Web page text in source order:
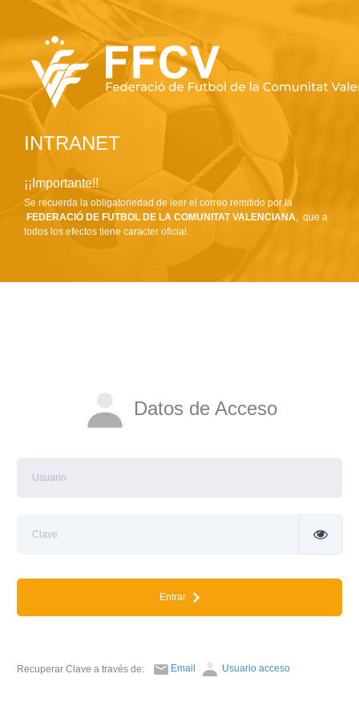
INTRANET
¡¡Importante!!
Se recuerda la obligatoriedad de leer el correo remitido por la
FEDERACIÓ DE FUTBOL DE LA COMUNITAT VALENCIANA, que a
todos los efectos tiene caracter oficial.
Datos de Acceso
Entrar
Recuperar Clave a través de: Email Usuario acceso